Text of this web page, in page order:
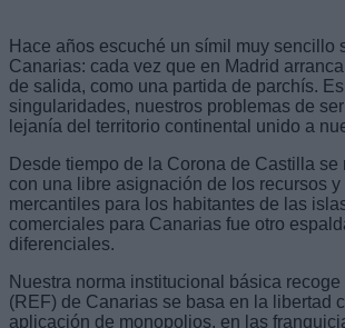
Hace años escuché un símil muy
Canarias: cada vez que en Madrid
de salida, como una partida de parchís.
singularidades, nuestros problemas de
lejanía del territorio continental unido a
Desde tiempo de la Corona de Castilla
con una libre asignación de los recursos
mercantiles para los habitantes de las
comerciales para Canarias fue otro
diferenciales.
Nuestra norma institucional básica
(REF) de Canarias se basa en la libertad
aplicación de monopolios, en las